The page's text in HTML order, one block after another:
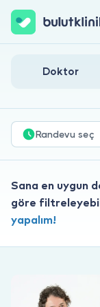
Hakkımızda
Hastalar için
Hemen
Doktor
Randevu seç
Sana en uygun
göre
yapalım!